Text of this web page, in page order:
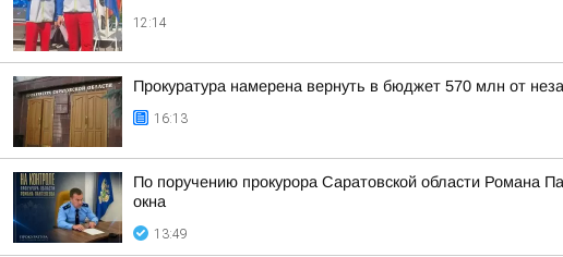
12:14
Прокуратура намерена вернуть в бюджет 570 млн от
16:13
По поручению прокурора Саратовской области Романа
окна
13:49